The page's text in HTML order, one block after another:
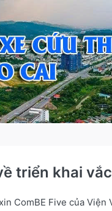
triển khai
ComBE Five của